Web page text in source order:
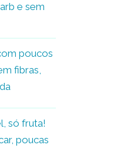
e sem
poucos
fibras,
só fruta!
poucas